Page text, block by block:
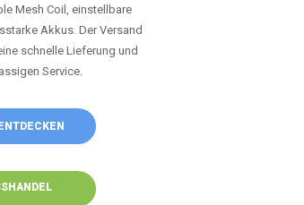
Mesh Coil, einstellbare
Akkus. Der Versand
schnelle Lieferung und
Service.